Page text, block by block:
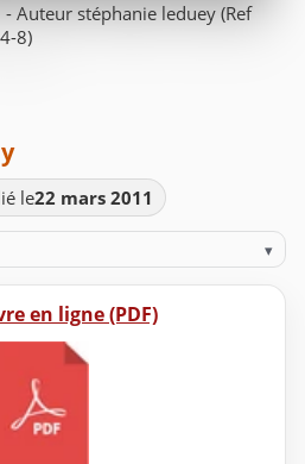
Auteur stéphanie leduey (Ref
8)
le22 mars 2011
▾
en ligne (PDF)